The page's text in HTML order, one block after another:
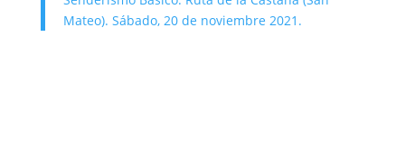
Mateo). Sábado, 20 de noviembre 2021.